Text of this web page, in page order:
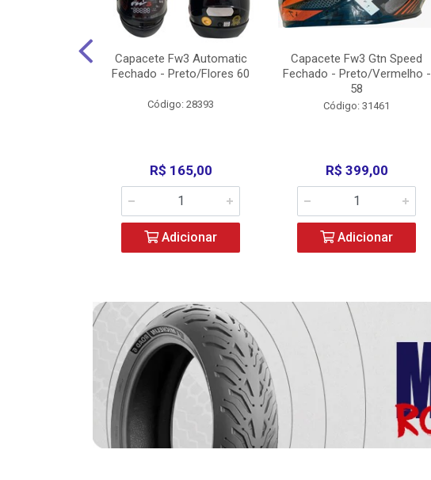
Capacete Fw3 Automatic
Fechado - Preto/Flores 60
Código: 28393
R$ 165,00
Adicionar
Capacete Fw3 Gtn Speed
Fechado - Preto/Vermelho -
58
Código: 31461
R$ 399,00
Adicionar